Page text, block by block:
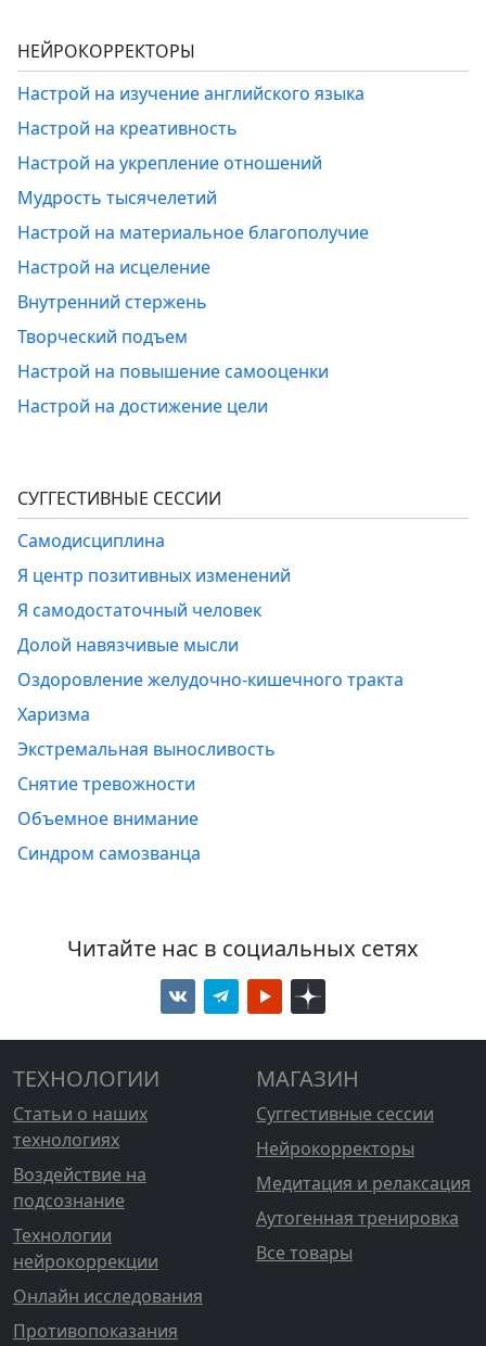
НЕЙРОКОРРЕКТОРЫ
Настрой на изучение английского языка
Настрой на креативность
Настрой на укрепление отношений
Мудрость тысячелетий
Настрой на материальное благополучие
Настрой на исцеление
Внутренний стержень
Творческий подъем
Настрой на повышение самооценки
Настрой на достижение цели
СУГГЕСТИВНЫЕ СЕССИИ
Самодисциплина
Я центр позитивных изменений
Я самодостаточный человек
Долой навязчивые мысли
Оздоровление желудочно-кишечного тракта
Харизма
Экстремальная выносливость
Снятие тревожности
Объемное внимание
Синдром самозванца
Читайте нас в социальных сетях
ТЕХНОЛОГИИ
Статьи о наших
технологиях
Воздействие на
подсознание
Технологии
нейрокоррекции
Онлайн исследования
Противопоказания
МАГАЗИН
Суггестивные сессии
Нейрокорректоры
Медитация и релаксация
Аутогенная тренировка
Все товары